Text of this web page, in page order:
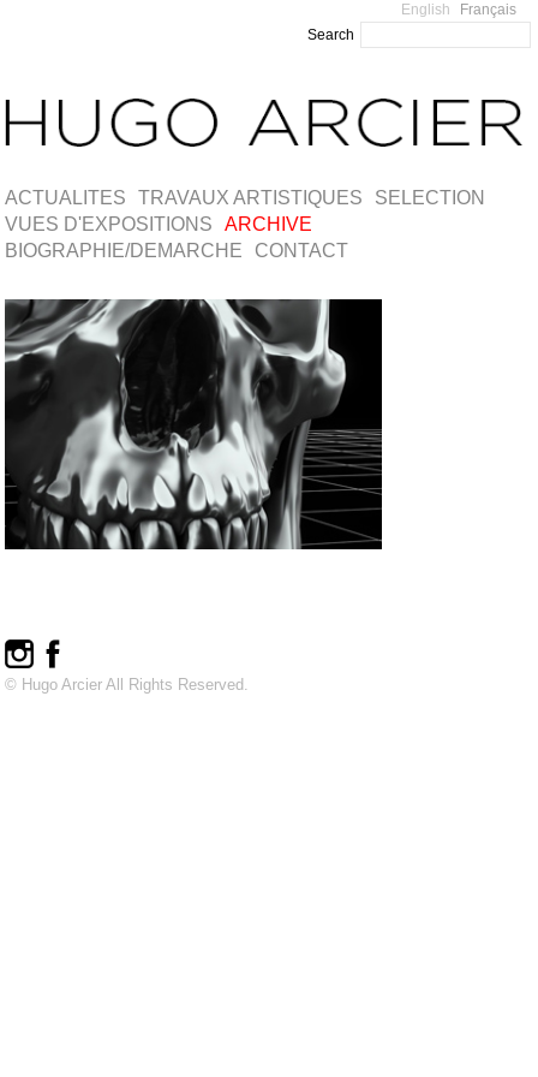
English
Français
Search
ACTUALITES TRAVAUX ARTISTIQUES
SELECTION
VUES D'EXPOSITIONS
ARCHIVE
BIOGRAPHIE/DEMARCHE
CONTACT
© Hugo Arcier All Rights Reserved.